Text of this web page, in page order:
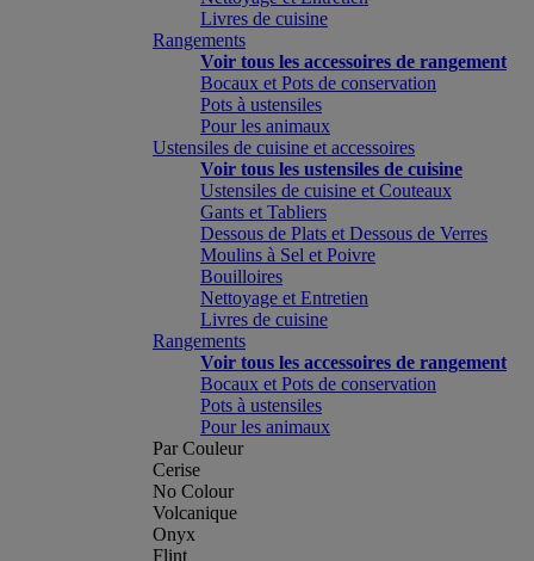
Livres de cuisine
Rangements
Voir tous les accessoires de rangement
Bocaux et Pots de conservation
Pots à ustensiles
Pour les animaux
Ustensiles de cuisine et accessoires
Voir tous les ustensiles de cuisine
Ustensiles de cuisine et Couteaux
Gants et Tabliers
Dessous de Plats et Dessous de Verres
Moulins à Sel et Poivre
Bouilloires
Nettoyage et Entretien
Livres de cuisine
Rangements
Voir tous les accessoires de rangement
Bocaux et Pots de conservation
Pots à ustensiles
Pour les animaux
Par Couleur
Cerise
No Colour
Volcanique
Onyx
Flint